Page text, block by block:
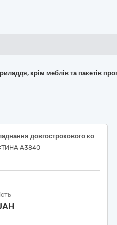
крім меблів та пакетів
постачання обладнання довгострокового користування (Ноутбук, міні ПК) (код ДК 021:2015: 30210000-4 «Машини для обробки даних»)
А3840